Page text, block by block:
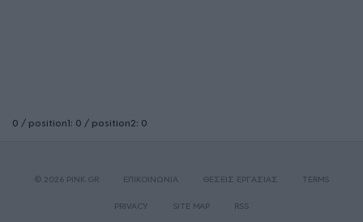
0 / position1: 0 / position2: 0
© 2026 PINK.GR ΕΠΙΚΟΙΝΩΝΙΑ ΘΕΣΕΙΣ ΕΡΓΑΣΙΑΣ TERMS
PRIVACY SITE MAP
RSS